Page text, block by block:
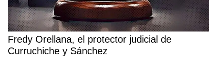
Fredy Orellana, el protector judicial de
Curruchiche y Sánchez